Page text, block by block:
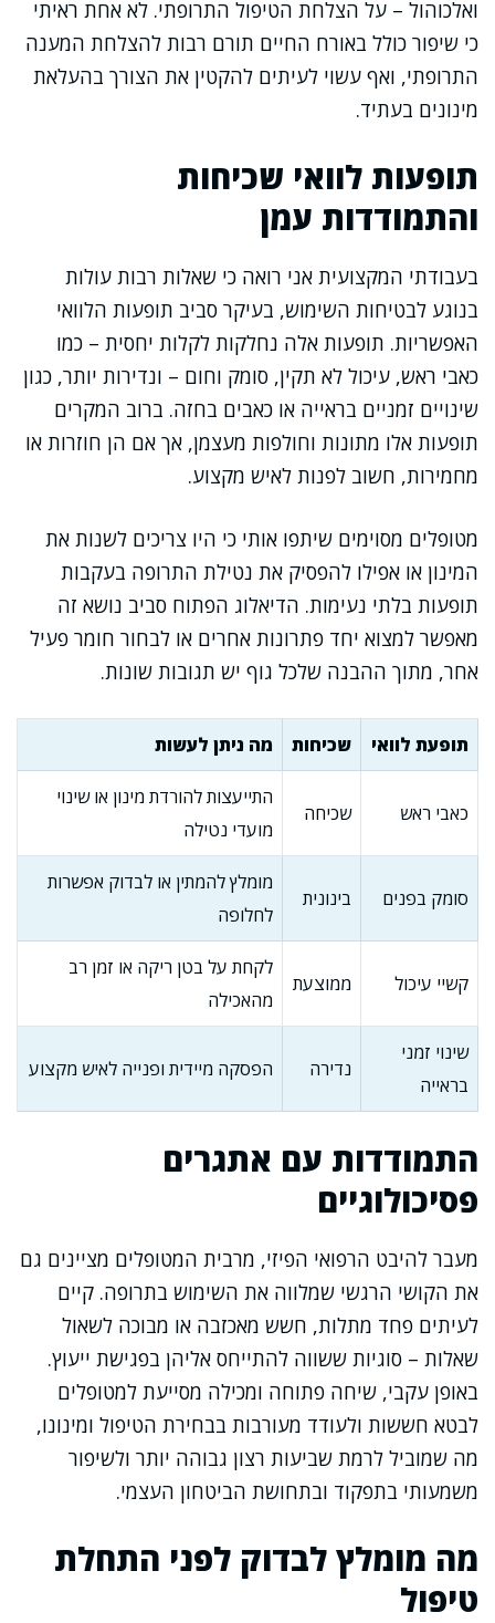
ואלכוהול – על הצלחת הטיפול התרופתי. לא אחת ראיתי
כי שיפור כולל באורח החיים תורם רבות להצלחת המענה
התרופתי, ואף עשוי לעיתים להקטין את הצורך בהעלאת
מינונים בעתיד.
תופעות לוואי שכיחות
והתמודדות עמן
בעבודתי המקצועית אני רואה כי שאלות רבות עולות
בנוגע לבטיחות השימוש, בעיקר סביב תופעות הלוואי
האפשריות. תופעות אלה נחלקות לקלות יחסית – כמו
כאבי ראש, עיכול לא תקין, סומק וחום – ונדירות יותר, כגון
שינויים זמניים בראייה או כאבים בחזה. ברוב המקרים
תופעות אלו מתונות וחולפות מעצמן, אך אם הן חוזרות או
מחמירות, חשוב לפנות לאיש מקצוע.
מטופלים מסוימים שיתפו אותי כי היו צריכים לשנות את
המינון או אפילו להפסיק את נטילת התרופה בעקבות
תופעות בלתי נעימות. הדיאלוג הפתוח סביב נושא זה
מאפשר למצוא יחד פתרונות אחרים או לבחור חומר פעיל
אחר, מתוך ההבנה שלכל גוף יש תגובות שונות.
תופעת לוואי שכיחות מה ניתן לעשות
כאבי ראש שכיחה
התייעצות להורדת מינון או שינוי
מועדי נטילה
סומק בפנים בינונית
מומלץ להמתין או לבדוק אפשרות
לחלופה
קשיי עיכול ממוצעת
לקחת על בטן ריקה או זמן רב
מהאכילה
שינוי זמני
בראייה
נדירה הפסקה מיידית ופנייה לאיש מקצוע
התמודדות עם אתגרים
פסיכולוגיים
מעבר להיבט הרפואי הפיזי, מרבית המטופלים מציינים גם
את הקושי הרגשי שמלווה את השימוש בתרופה. קיים
לעיתים פחד מתלות, חשש מאכזבה או מבוכה לשאול
שאלות – סוגיות ששווה להתייחס אליהן בפגישת ייעוץ.
באופן עקבי, שיחה פתוחה ומכילה מסייעת למטופלים
לבטא חששות ולעודד מעורבות בבחירת הטיפול ומינונו,
מה שמוביל לרמת שביעות רצון גבוהה יותר ולשיפור
משמעותי בתפקוד ובתחושת הביטחון העצמי.
מה מומלץ לבדוק לפני התחלת
טיפול